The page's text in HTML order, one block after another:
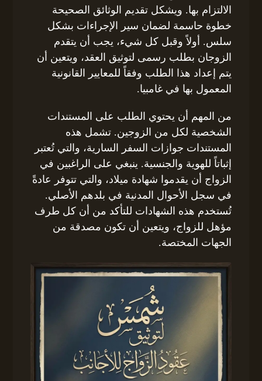
الالتزام بها. ويشكل تقديم الوثائق الصحيحة
خطوة حاسمة لضمان سير الإجراءات بشكل
سلس. أولاً وقبل كل شيء، يجب أن يتقدم
الزوجان بطلب رسمى لتوثيق العقد، ويتعين أن
يتم إعداد هذا الطلب وفقاً للمعايير القانونية
المعمول بها في غامبيا.
من المهم أن يحتوي الطلب على المستندات
الشخصية لكل من الزوجين. تشمل هذه
المستندات جوازات السفر السارية، والتي تُعتبر
إثباتاً للهوية والجنسية. ينبغي على الراغبين في
الزواج أن يقدموا شهادة ميلاد، والتي تتوفر عادةً
في سجل الأحوال المدنية في بلدهم الأصلي.
تُستخدم هذه الشهادات للتأكد من أن كل طرف
مؤهل للزواج، ويتعين أن تكون مصدقة من
الجهات المختصة.